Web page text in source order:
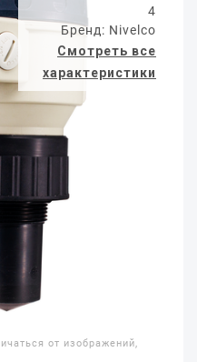
4
Бренд: Nivelco
Смотреть все
характеристики
от изображений,